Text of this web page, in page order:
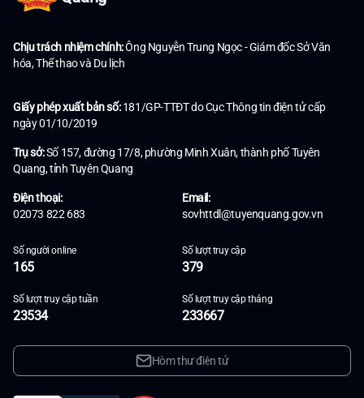
Chịu trách nhiệm chính:Ông Nguyễn Trung Ngọc - Giám đốc Sở Văn
hóa, Thể thao và Du lịch
Giấy phép xuất bản số:181/GP-TTĐT do Cục Thông tin điện tử cấp
ngày 01/10/2019
Trụ sở:Số 157, đường 17/8, phường Minh Xuân, thành phố Tuyên
Quang, tỉnh Tuyên Quang
Điện thoại:
02073 822 683
Email:
sovhttdl@tuyenquang.gov.vn
Số người online
165
Số lượt truy cập
379
Số lượt truy cập tuần
23534
Số lượt truy cập tháng
233667
Hòm thư điện tử